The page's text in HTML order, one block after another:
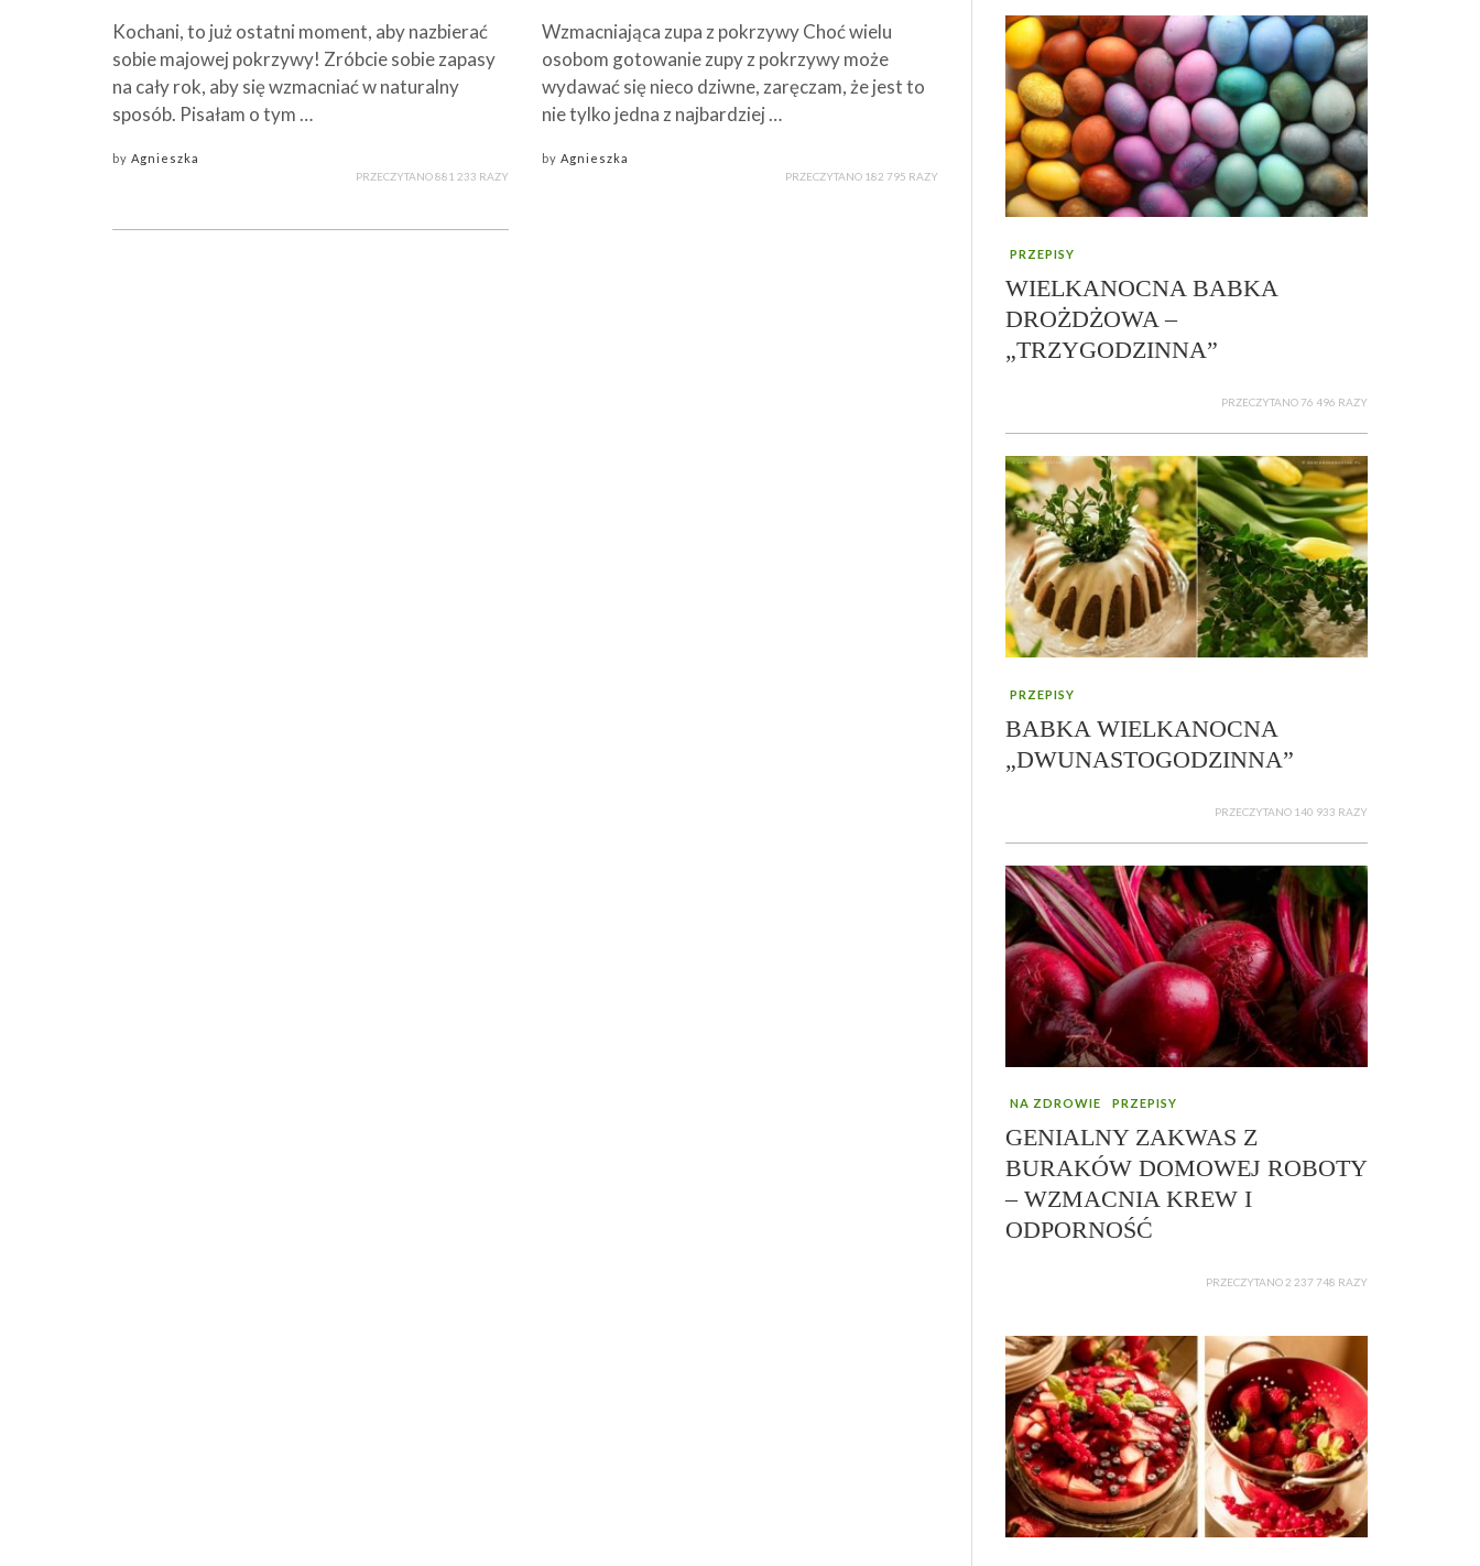
Kochani, to już ostatni moment, aby nazbierać
sobie majowej pokrzywy! Zróbcie sobie zapasy
na cały rok, aby się wzmacniać w naturalny
sposób. Pisałam o tym …
by Agnieszka
PRZECZYTANO 881 233 RAZY
Wzmacniająca zupa z pokrzywy Choć wielu
osobom gotowanie zupy z pokrzywy może
wydawać się nieco dziwne, zaręczam, że jest to
nie tylko jedna z najbardziej …
by Agnieszka
PRZECZYTANO 182 795 RAZY
PRZEPISY
WIELKANOCNA BABKA
DROŻDŻOWA –
„TRZYGODZINNA”
PRZECZYTANO 76 496 RAZY
PRZEPISY
BABKA WIELKANOCNA
„DWUNASTOGODZINNA”
PRZECZYTANO 140 933 RAZY
NA ZDROWIE PRZEPISY
GENIALNY ZAKWAS Z
BURAKÓW DOMOWEJ ROBOTY
– WZMACNIA KREW I
ODPORNOŚĆ
PRZECZYTANO 2 237 748 RAZY